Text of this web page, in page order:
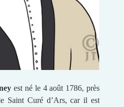
est né le 4 août 1786, près
Saint Curé d’Ars, car il est